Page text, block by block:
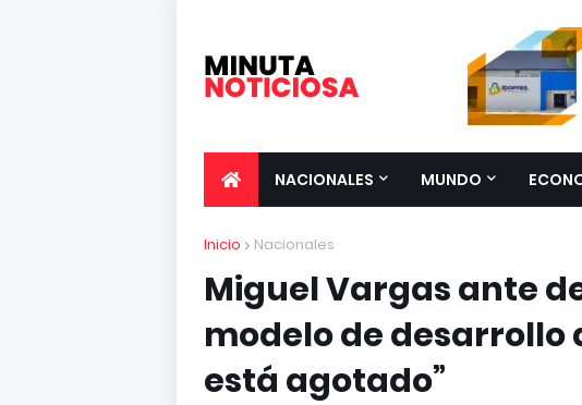
NACIONALES MUNDO
Inicio Nacionales
Miguel Vargas ante
modelo de desarrollo
está agotado”